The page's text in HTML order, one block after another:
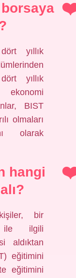
yıllık
yıllık
BIST
olmaları
olarak
hangi
bir
ile ilgili
aldıktan
eğitimini
eğitimini